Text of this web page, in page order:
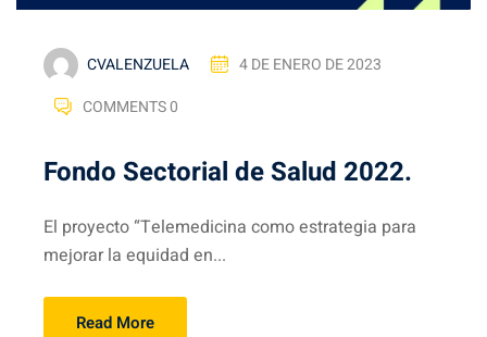
CVALENZUELA
4 DE ENERO DE 2023
COMMENTS 0
Fondo Sectorial de Salud 2022.
El proyecto “Telemedicina como estrategia para
mejorar la equidad en...
Read More